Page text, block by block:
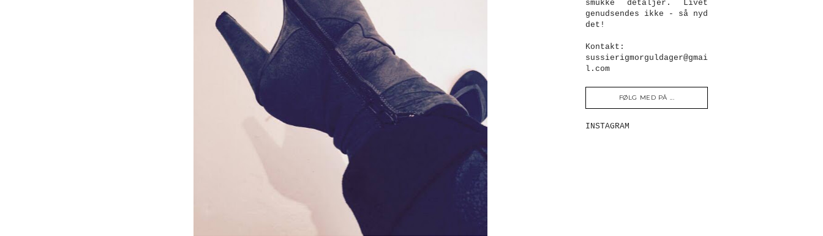
smukke detaljer. Livet
genudsendes ikke - så nyd
det!
Kontakt:
sussierigmorguldager@gmai
l.com
FØLG MED PÅ ...
INSTAGRAM